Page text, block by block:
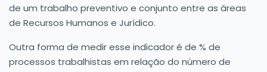
de um trabalho preventivo e conjunto entre as áreas
de Recursos Humanos e Jurídico.
Outra forma de medir esse indicador é de % de
processos trabalhistas em relação do número de